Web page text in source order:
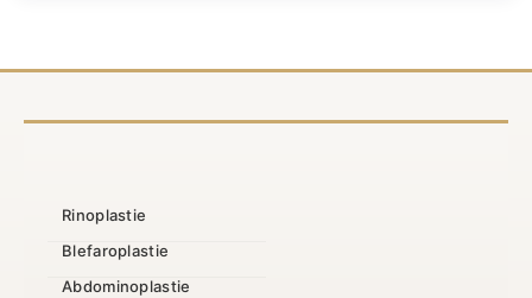
Rinoplastie
Blefaroplastie
Abdominoplastie